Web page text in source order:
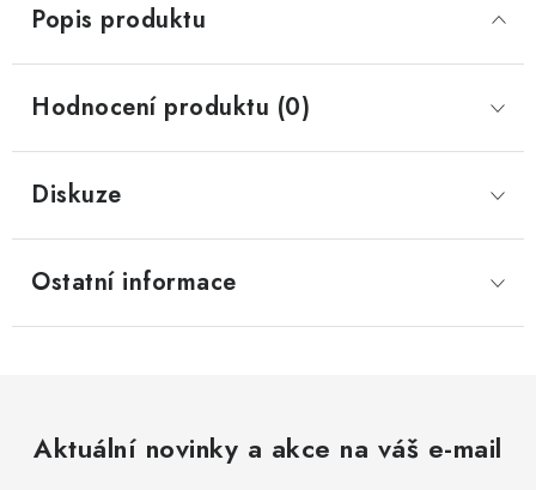
Popis produktu
Hodnocení produktu (0)
Diskuze
Ostatní informace
Aktuální novinky a akce na váš e-mail